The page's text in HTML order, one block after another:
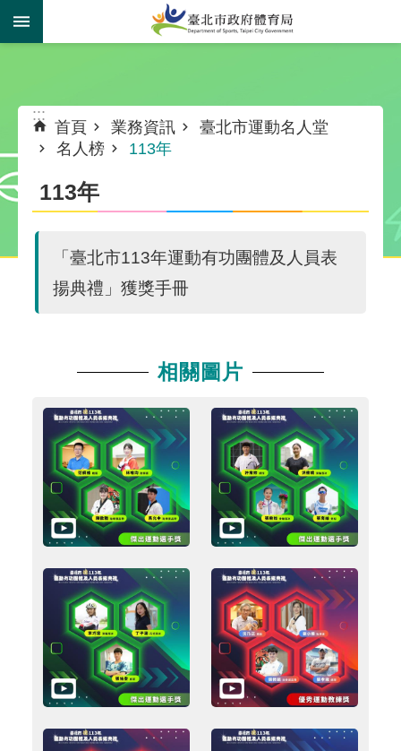
跳到主要內容區塊
:::
首頁 業務資訊
臺北市運動名人堂
名人榜
113年
113年
「臺北市113年運動有功團體及人員表
揚典禮」獲獎手冊
相關圖片